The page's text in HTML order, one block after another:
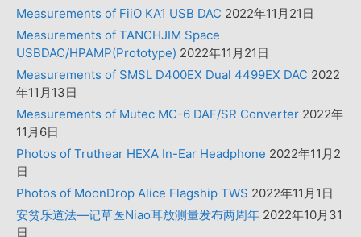
Measurements of FiiO KA1 USB DAC 2022年11月21日
Measurements of TANCHJIM Space
USBDAC/HPAMP(Prototype) 2022年11月21日
Measurements of SMSL D400EX Dual 4499EX DAC 2022
年11月13日
Measurements of Mutec MC-6 DAF/SR Converter 2022年
11月6日
Photos of Truthear HEXA In-Ear Headphone 2022年11月2
日
Photos of MoonDrop Alice Flagship TWS 2022年11月1日
安贫乐道法—记草医Niao耳放测量发布两周年 2022年10月31
日